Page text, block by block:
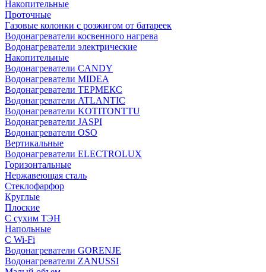
Накопительные
Проточные
Газовые колонки с розжигом от батареек
Водонагреватели косвенного нагрева
Водонагреватели электрические
Накопительные
Водонагреватели CANDY
Водонагреватели MIDEA
Водонагреватели ТЕРМЕКС
Водонагреватели ATLANTIC
Водонагреватели KOTITONTTU
Водонагреватели JASPI
Водонагреватели OSO
Вертикальные
Водонагреватели ELECTROLUX
Горизонтальные
Нержавеющая сталь
Стеклофарфор
Круглые
Плоские
С сухим ТЭН
Напольные
С Wi-Fi
Водонагреватели GORENJE
Водонагреватели ZANUSSI